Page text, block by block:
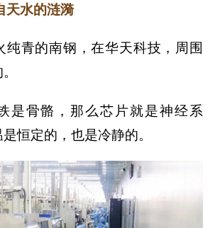
天水的涟漪
纯青的南钢，在华天科技，周围
是骨骼，那么芯片就是神经系
恒定的，也是冷静的。